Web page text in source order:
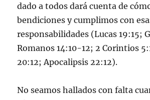
dado a todos dará cuenta de
bendiciones y cumplimos con
responsabilidades (Lucas 19:15;
Romanos 14:10-12; 2 Corintios
20:12; Apocalipsis 22:12).
No seamos hallados con falta